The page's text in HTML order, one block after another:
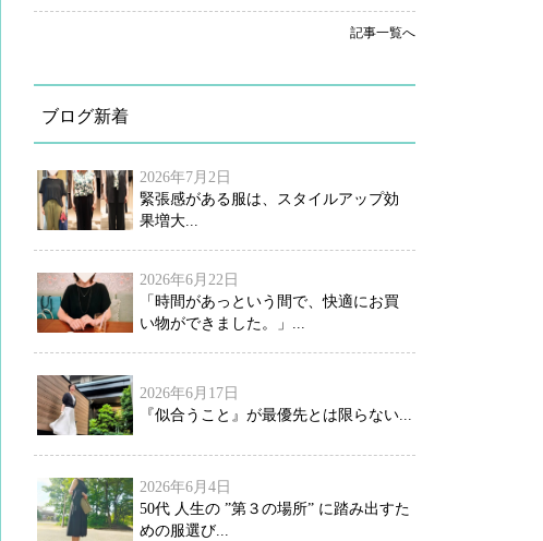
記事一覧へ
ブログ新着
2026年7月2日
緊張感がある服は、スタイルアップ効
果増大...
2026年6月22日
「時間があっという間で、快適にお買
い物ができました。」...
2026年6月17日
『似合うこと』が最優先とは限らない...
2026年6月4日
50代 人生の ”第３の場所” に踏み出すた
めの服選び...